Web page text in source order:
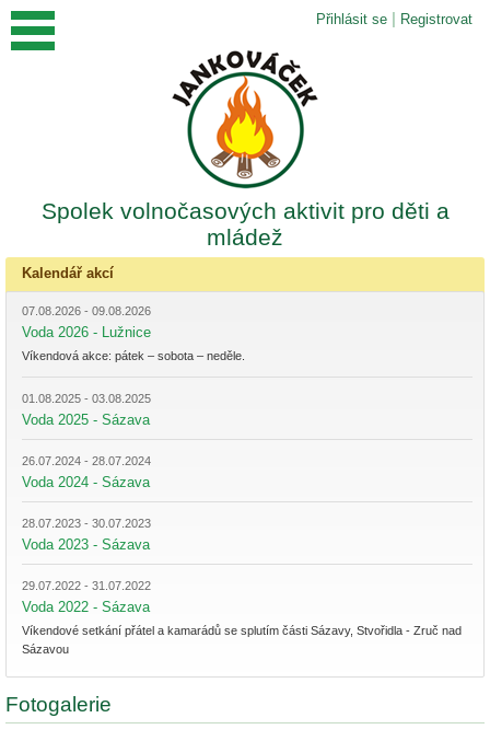
Přihlásit se | Registrovat
Spolek volnočasových aktivit pro děti a
mládež
Kalendář akcí
07.08.2026 - 09.08.2026
Voda 2026 - Lužnice
Víkendová akce: pátek – sobota – neděle.
01.08.2025 - 03.08.2025
Voda 2025 - Sázava
26.07.2024 - 28.07.2024
Voda 2024 - Sázava
28.07.2023 - 30.07.2023
Voda 2023 - Sázava
29.07.2022 - 31.07.2022
Voda 2022 - Sázava
Víkendové setkání přátel a kamarádů se splutím části Sázavy, Stvořidla - Zruč nad
Sázavou
Fotogalerie